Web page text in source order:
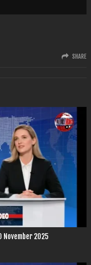
SHARE
November 2025